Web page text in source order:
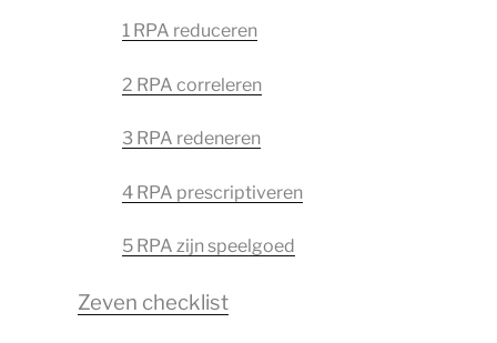
1 RPA reduceren
2 RPA correleren
3 RPA redeneren
4 RPA prescriptiveren
5 RPA zijn speelgoed
Zeven checklist